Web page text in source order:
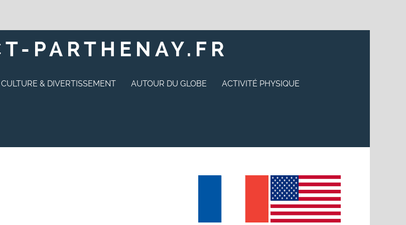
PARTHENAY.FR
CULTURE & DIVERTISSEMENT AUTOUR DU GLOBE ACTIVITÉ PHYSIQUE